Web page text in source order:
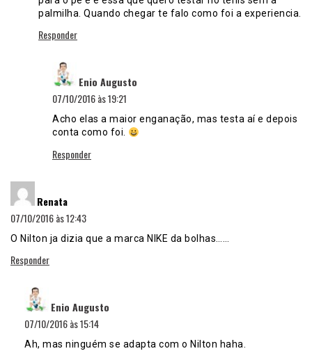
palmilha. Quando chegar te falo como foi a experiencia.
Responder
Enio Augusto
07/10/2016 às 19:21
Acho elas a maior enganação, mas testa aí e depois
conta como foi.
Responder
Renata
07/10/2016 às 12:43
O Nilton ja dizia que a marca NIKE da bolhas……
Responder
Enio Augusto
07/10/2016 às 15:14
Ah, mas ninguém se adapta com o Nilton haha.